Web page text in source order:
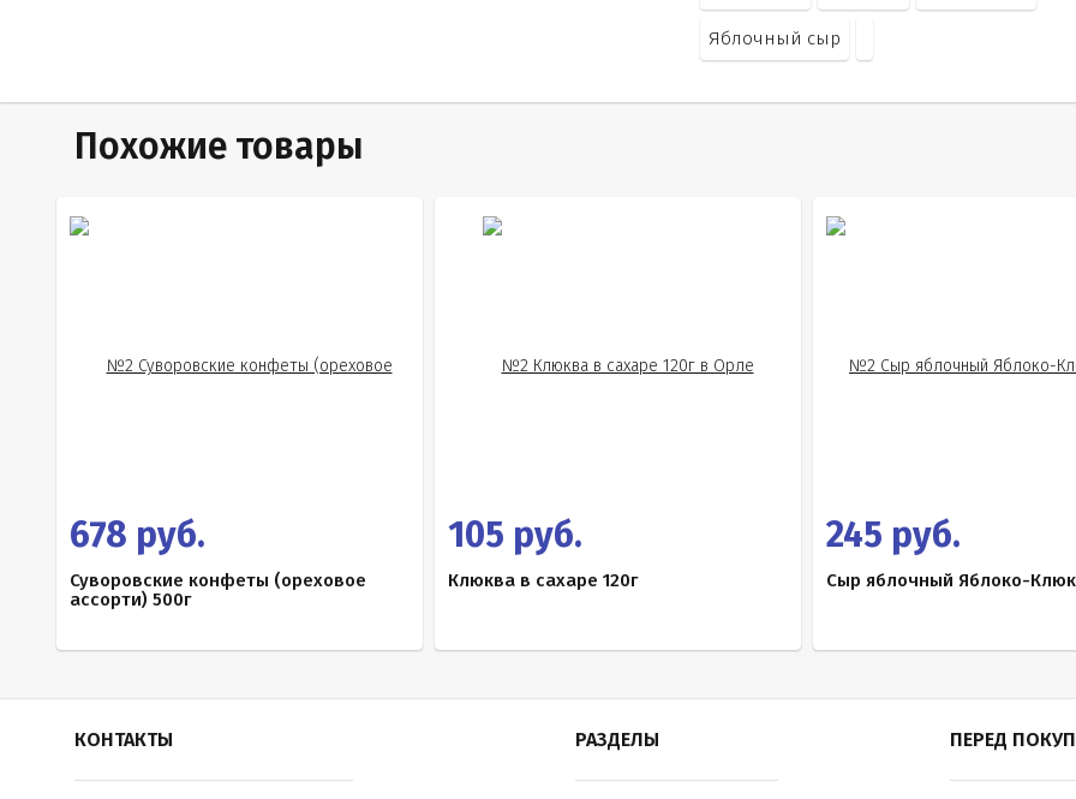
Яблочный сыр
Похожие товары
678 руб.
Суворовские конфеты (ореховое
ассорти) 500г
105 руб.
Клюква в сахаре 120г
245 руб.
Сыр яблочный Яблоко-
КОНТАКТЫ РАЗДЕЛЫ ПЕРЕД